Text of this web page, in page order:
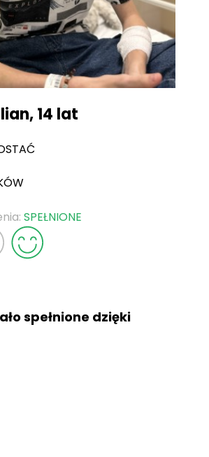
14 lat
SPEŁNIONE
spełnione dzięki